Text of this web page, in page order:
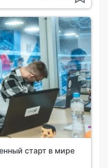
старт в мире